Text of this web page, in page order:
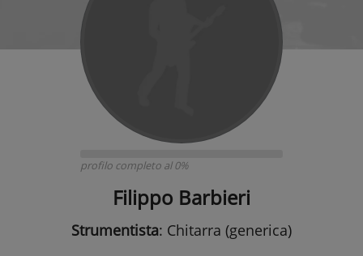
profilo completo al 0%
Filippo Barbieri
Strumentista: Chitarra (generica)